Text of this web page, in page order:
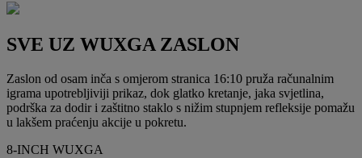
SVE UZ WUXGA ZASLON
Zaslon od osam inča s omjerom stranica 16:10 pruža računalnim
igrama upotrebljiviji prikaz, dok glatko kretanje, jaka svjetlina,
podrška za dodir i zaštitno staklo s nižim stupnjem refleksije pomažu
u lakšem praćenju akcije u pokretu.
8-INCH WUXGA